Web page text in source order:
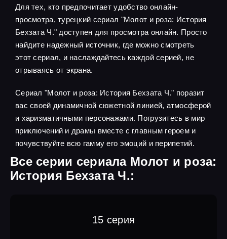
Для тех, кто предпочитает удобство онлайн-
просмотра, турецкий сериал "Молот и роза: История
Бехзата Ч." доступен для просмотра онлайн. Просто
найдите надежный источник, где можно смотреть
этот сериал, и наслаждайтесь каждой серией, не
отрываясь от экрана.
Сериал "Молот и роза: История Бехзата Ч." поразит
вас своей динамичной сюжетной линией, атмосферой
и харизматичными персонажами. Погрузитесь в мир
приключений и драмы вместе с главным героем и
почувствуйте всю гамму его эмоций и перипетий.
Все серии сериала Молот и роза:
История Бехзата Ч.:
15 серия